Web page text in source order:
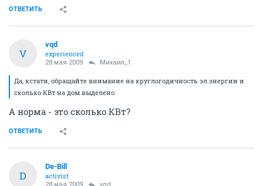
ОТВЕТИТЬ
V
vqd
experienced
28 мая 2009 Михаил_1
Да, кстати, обращайте внимание на круглогодичность эл.энергии и
сколько КВт на дом выделено.
А норма - это сколько КВт?
ОТВЕТИТЬ
D
De-Bill
activist